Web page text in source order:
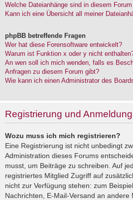
Welche Dateianhänge sind in diesem
Kann ich eine Übersicht all meiner
phpBB betreffende Fragen
Wer hat diese Forensoftware entwickelt?
Warum ist Funktion x oder y nicht
An wen soll ich mich wenden, falls es
Anfragen zu diesem Forum gibt?
Wie kann ich einen Administrator des
Registrierung und Anmeldung
Wozu muss ich mich registrieren?
Eine Registrierung ist nicht unbedingt
Administration dieses Forums
musst, um Beiträge zu schreiben. Auf
registriertes Mitglied Zugriff auf
nicht zur Verfügung stehen: zum
Nachrichten, E-Mail-Versand an andere